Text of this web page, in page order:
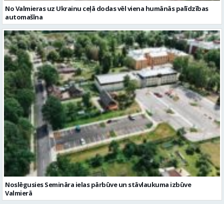
No Valmieras uz Ukrainu ceļā dodas vēl viena humānās palīdzības
automašīna
Noslēgusies Semināra ielas pārbūve un stāvlaukuma izbūve
Valmierā